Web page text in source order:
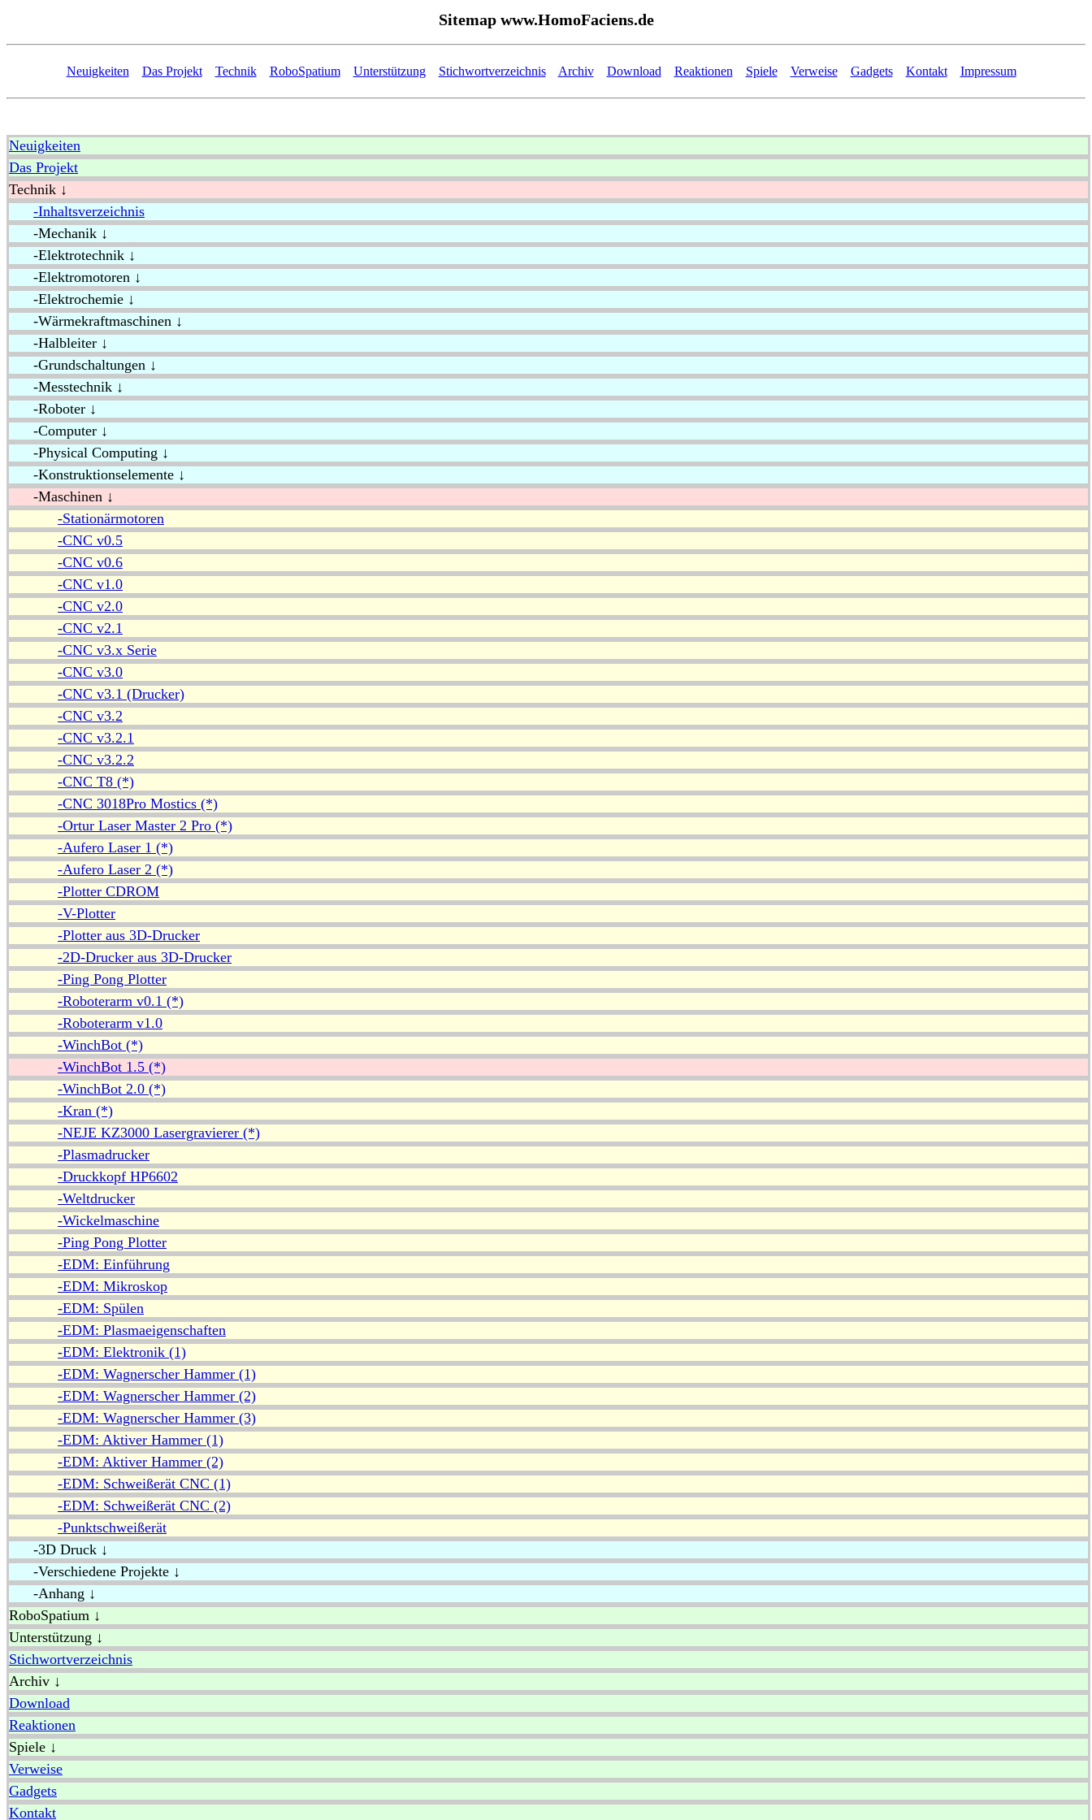
Sitemap www.HomoFaciens.de
Neuigkeiten Das Projekt Technik RoboSpatium Unterstützung Stichwortverzeichnis Archiv Download Reaktionen Spiele Verweise Gadgets Kontakt Impressum
Neuigkeiten
Das Projekt
Technik ↓
-Inhaltsverzeichnis
-Mechanik ↓
-Elektrotechnik ↓
-Elektromotoren ↓
-Elektrochemie ↓
-Wärmekraftmaschinen ↓
-Halbleiter ↓
-Grundschaltungen ↓
-Messtechnik ↓
-Roboter ↓
-Computer ↓
-Physical Computing ↓
-Konstruktionselemente ↓
-Maschinen ↓
-Stationärmotoren
-CNC v0.5
-CNC v0.6
-CNC v1.0
-CNC v2.0
-CNC v2.1
-CNC v3.x Serie
-CNC v3.0
-CNC v3.1 (Drucker)
-CNC v3.2
-CNC v3.2.1
-CNC v3.2.2
-CNC T8 (*)
-CNC 3018Pro Mostics (*)
-Ortur Laser Master 2 Pro (*)
-Aufero Laser 1 (*)
-Aufero Laser 2 (*)
-Plotter CDROM
-V-Plotter
-Plotter aus 3D-Drucker
-2D-Drucker aus 3D-Drucker
-Ping Pong Plotter
-Roboterarm v0.1 (*)
-Roboterarm v1.0
-WinchBot (*)
-WinchBot 1.5 (*)
-WinchBot 2.0 (*)
-Kran (*)
-NEJE KZ3000 Lasergravierer (*)
-Plasmadrucker
-Druckkopf HP6602
-Weltdrucker
-Wickelmaschine
-Ping Pong Plotter
-EDM: Einführung
-EDM: Mikroskop
-EDM: Spülen
-EDM: Plasmaeigenschaften
-EDM: Elektronik (1)
-EDM: Wagnerscher Hammer (1)
-EDM: Wagnerscher Hammer (2)
-EDM: Wagnerscher Hammer (3)
-EDM: Aktiver Hammer (1)
-EDM: Aktiver Hammer (2)
-EDM: Schweißerät CNC (1)
-EDM: Schweißerät CNC (2)
-Punktschweißerät
-3D Druck ↓
-Verschiedene Projekte ↓
-Anhang ↓
RoboSpatium ↓
Unterstützung ↓
Stichwortverzeichnis
Archiv ↓
Download
Reaktionen
Spiele ↓
Verweise
Gadgets
Kontakt